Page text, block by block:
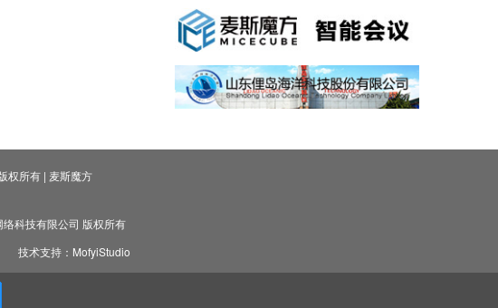
权所有| 麦斯魔方
科技有限公司 版权所有
技术支持：MofyiStudio